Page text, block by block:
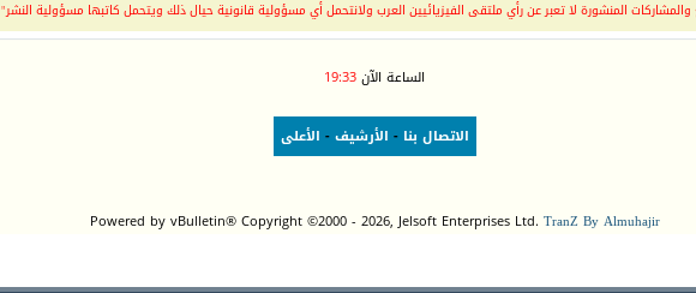
والمشاركات المنشورة لا تعبر عن رأي ملتقى الفيزيائيين العرب ولانتحمل أي مسؤولية قانونية حيال ذلك ويتحمل كاتبها مسؤولية النشر"
الساعة الآن19:33
الاتصال بنا - الأرشيف- الأعلى
Powered by vBulletin® Copyright ©2000 - 2026, Jelsoft Enterprises Ltd. TranZ By Almuhajir